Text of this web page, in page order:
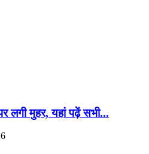
लगी मुहर, यहां पढ़ें सभी...